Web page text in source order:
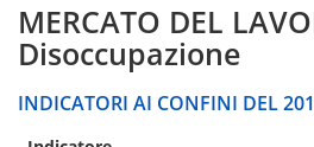
MERCATO DEL
Disoccupazione
INDICATORI AI CONFINI DEL